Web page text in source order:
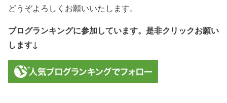
どうぞよろしくお願いいたします。
ブログランキングに参加しています。是非クリックお願い
します↓